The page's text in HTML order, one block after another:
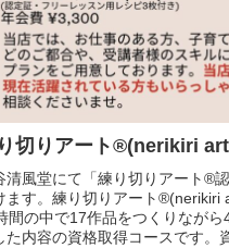
切りアート®(nerikiri
清風堂にて「練り切りアート®
ます。練り切りアート®(nerikiri
間の中で17作品をつくりなが
た内容の資格取得コースです。